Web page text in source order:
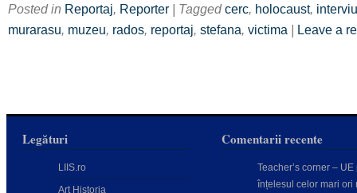
Posted in Reportaj, Reporter | Taggedcerc, holocaust, interviu
murarasu, muzeu, rados, reportaj, stefana, victima | Leave a
Legături
LIIS.ro
Art Historia
Comentarii recente
Teacher’s corner – UE
înțelesul celor mari ori